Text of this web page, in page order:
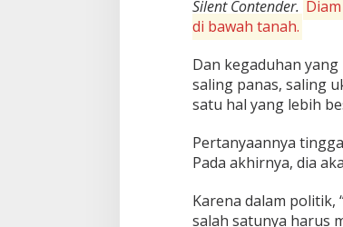
Silent Contender.
di bawah tanah.
Dan kegaduhan
saling panas, saling
satu hal yang lebih
Pertanyaannya
Pada akhirnya, dia
Karena dalam politik,
salah satunya harus